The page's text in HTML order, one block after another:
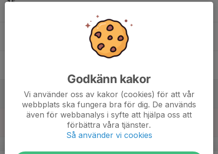
15
Godkänn kakor
Vi använder oss av kakor (cookies) för att vår
webbplats ska fungera bra för dig. De används
även för webbanalys i syfte att hjälpa oss att
förbättra våra tjänster.
Så använder vi cookies